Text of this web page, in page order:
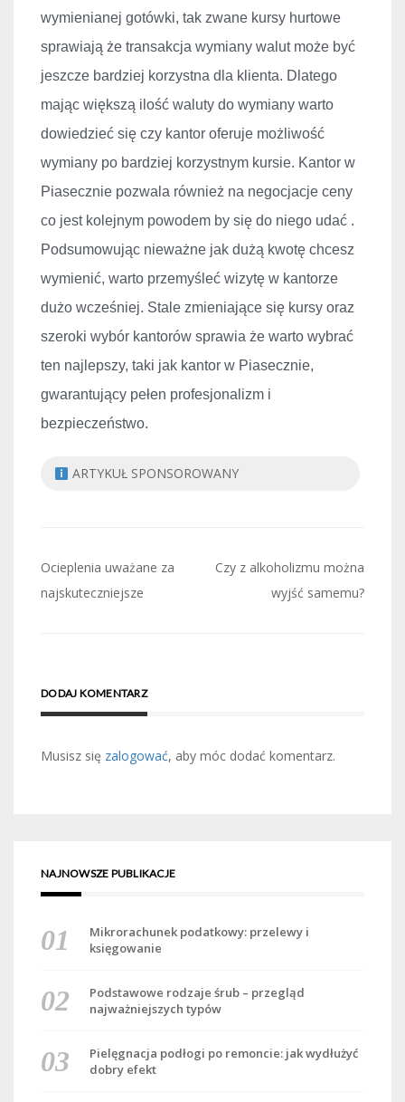
wymienianej gotówki, tak zwane kursy hurtowe
sprawiają że transakcja wymiany walut może być
jeszcze bardziej korzystna dla klienta. Dlatego
mając większą ilość waluty do wymiany warto
dowiedzieć się czy kantor oferuje możliwość
wymiany po bardziej korzystnym kursie. Kantor w
Piasecznie pozwala również na negocjacje ceny
co jest kolejnym powodem by się do niego udać .
Podsumowując nieważne jak dużą kwotę chcesz
wymienić, warto przemyśleć wizytę w kantorze
dużo wcześniej. Stale zmieniające się kursy oraz
szeroki wybór kantorów sprawia że warto wybrać
ten najlepszy, taki jak kantor w Piasecznie,
gwarantujący pełen profesjonalizm i
bezpieczeństwo.
ARTYKUŁ SPONSOROWANY
Nawigacja
wpisu
Ocieplenia uważane za
najskuteczniejsze
Czy z alkoholizmu można
wyjść samemu?
DODAJ KOMENTARZ
Musisz się zalogować, aby móc dodać komentarz.
NAJNOWSZE PUBLIKACJE
Mikrorachunek podatkowy: przelewy i
księgowanie
Podstawowe rodzaje śrub – przegląd
najważniejszych typów
Pielęgnacja podłogi po remoncie: jak wydłużyć
dobry efekt